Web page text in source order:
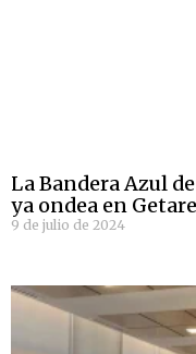
La Bandera Azul
ya ondea en
9 de julio de 2024